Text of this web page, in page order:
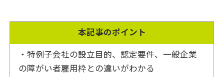
本記事のポイント
・特例子会社の設立目的、認定要件、一般企業
の障がい者雇用枠との違いがわかる